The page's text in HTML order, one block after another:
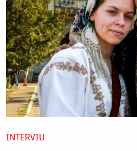
INTERVIU